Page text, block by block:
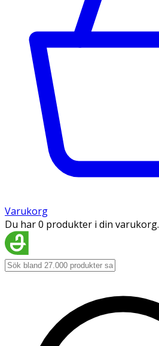
Varukorg
Du har 0 produkter i din varukorg.